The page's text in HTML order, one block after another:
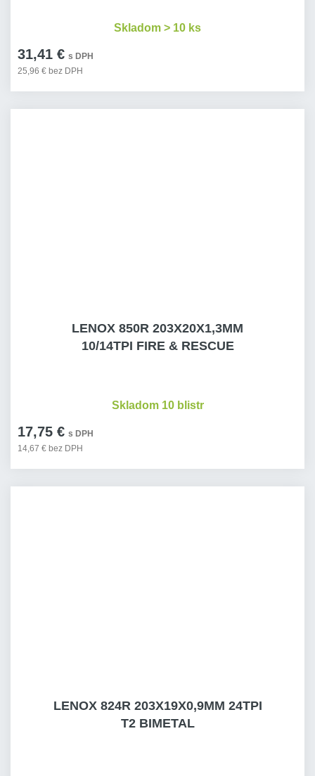
31,41 € s DPH
25,96 € bez DPH
Skladom > 10 ks
LENOX 850R 203X20X1,3MM
10/14TPI FIRE & RESCUE
17,75 € s DPH
14,67 € bez DPH
Skladom 10 blistr
LENOX 824R 203X19X0,9MM 24TPI
T2 BIMETAL